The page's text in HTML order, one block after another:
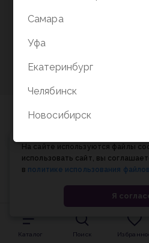
©
Каталог Поиск
На сайте используются файлы
использовать сайт, вы
в политике использования
Я
Самара
Уфа
Екатеринбург
Челябинск
Новосибирск